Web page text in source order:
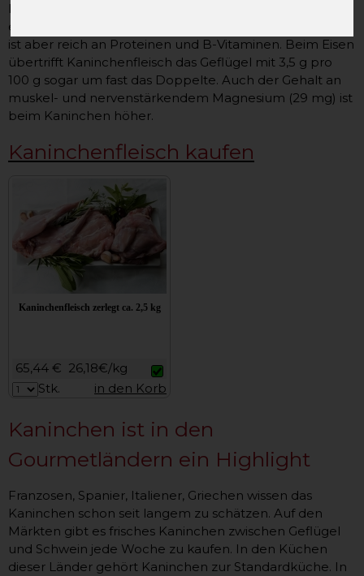
Kaninchenfleisch eine willkommene Abwechslung, es
enthält weniger Kalorien als Geflügel oder Putenfleisch,
ist aber reich an Proteinen und B-Vitaminen. Beim Eisen
übertrifft Kaninchenfleisch das Geflügel mit 3,5 g pro
100 g sogar um fast das Doppelte. Auch der Gehalt an
muskel- und nervenstärkendem Magnesium (29 mg) ist
beim Kaninchen höher.
Kaninchenfleisch kaufen
Kaninchenfleisch zerlegt ca. 2,5 kg
65,44 € 26,18€/kg
Stk.
in den Korb
Kaninchen ist in den
Gourmetländern ein Highlight
Franzosen, Spanier, Italiener, Griechen wissen das
Kaninchen schon seit langem zu schätzen. Auf den
Märkten gibt es frisches Kaninchen zwischen Geflügel
und Schwein jede Woche zu kaufen. In den Küchen
dieser Länder gehört Kaninchen zur Standardküche. In